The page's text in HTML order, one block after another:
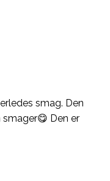
smag. Den
Den er